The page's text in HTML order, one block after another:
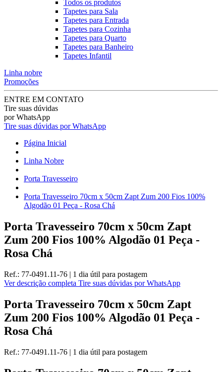
Todos os produtos
Tapetes para Sala
Tapetes para Entrada
Tapetes para Cozinha
Tapetes para Quarto
Tapetes para Banheiro
Tapetes Infantil
Linha nobre
Promoções
ENTRE EM CONTATO
Tire suas dúvidas
por WhatsApp
Tire suas dúvidas por WhatsApp
Página Inicial
Linha Nobre
Porta Travesseiro
Porta Travesseiro 70cm x 50cm Zapt Zum 200 Fios 100%
Algodão 01 Peça - Rosa Chá
Porta Travesseiro 70cm x 50cm Zapt
Zum 200 Fios 100% Algodão 01 Peça -
Rosa Chá
Ref.: 77-0491.11-76 | 1 dia útil para postagem
Ver descrição completa Tire suas dúvidas por WhatsApp
Porta Travesseiro 70cm x 50cm Zapt
Zum 200 Fios 100% Algodão 01 Peça -
Rosa Chá
Ref.: 77-0491.11-76 | 1 dia útil para postagem